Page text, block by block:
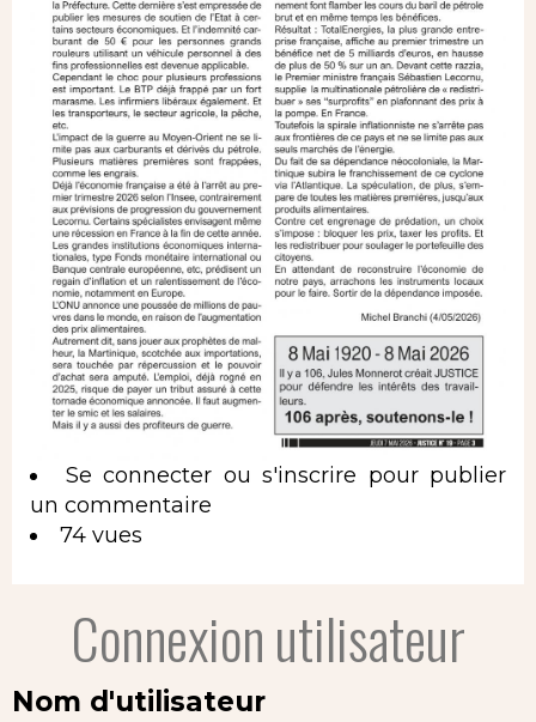
Se connecter ou s'inscrire pour publier
un commentaire
74 vues
Connexion utilisateur
Nom d'utilisateur